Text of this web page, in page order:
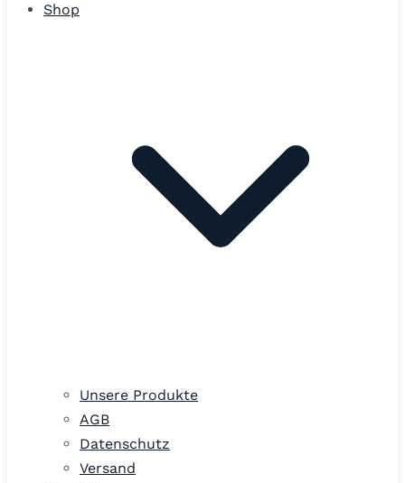
Shop
Unsere Produkte
AGB
Datenschutz
Versand